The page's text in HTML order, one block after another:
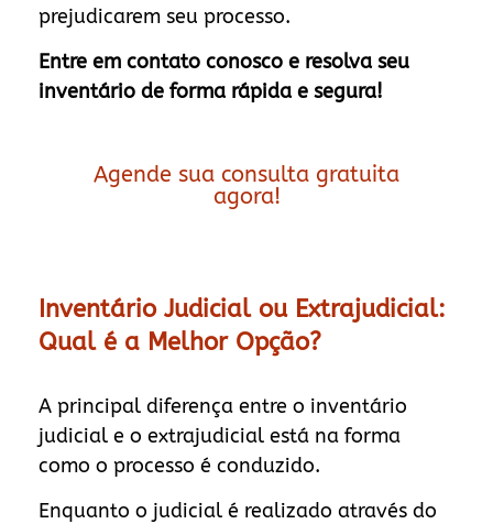
prejudicarem seu processo.
Entre em contato conosco e resolva seu
inventário de forma rápida e segura!
Agende sua consulta gratuita
agora!
Inventário Judicial ou Extrajudicial:
Qual é a Melhor Opção?
A principal diferença entre o inventário
judicial e o extrajudicial está na forma
como o processo é conduzido.
Enquanto o judicial é realizado através do